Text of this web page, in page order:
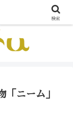
「ニーム」
検索